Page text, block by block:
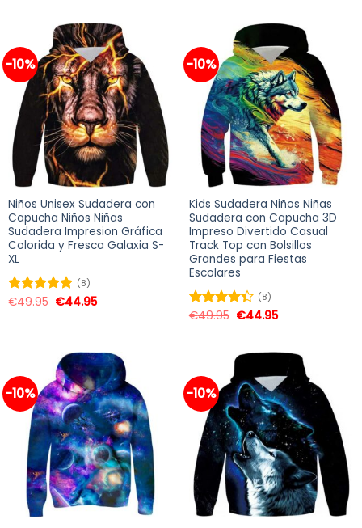
-10%
Niños Unisex Sudadera con
Capucha Niños Niñas
Sudadera Impresion Gráfica
Colorida y Fresca Galaxia S-
XL
Valorado
(8)
€49.95 €44.95
-10%
Kids Sudadera Niños Niñas
Sudadera con Capucha 3D
Impreso Divertido Casual
Track Top con Bolsillos
Grandes para Fiestas
Escolares
Valorado
(8)
€49.95 €44.95
-10% -10%